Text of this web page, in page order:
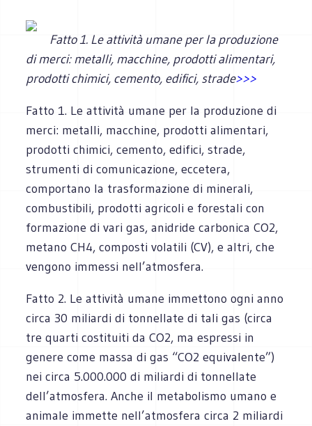
Fatto 1. Le attività umane per la produzione
di merci: metalli, macchine, prodotti alimentari,
prodotti chimici, cemento, edifici, strade>>>
Fatto 1. Le attività umane per la produzione di
merci: metalli, macchine, prodotti alimentari,
prodotti chimici, cemento, edifici, strade,
strumenti di comunicazione, eccetera,
comportano la trasformazione di minerali,
combustibili, prodotti agricoli e forestali con
formazione di vari gas, anidride carbonica CO2,
metano CH4, composti volatili (CV), e altri, che
vengono immessi nell’atmosfera.
Fatto 2. Le attività umane immettono ogni anno
circa 30 miliardi di tonnellate di tali gas (circa
tre quarti costituiti da CO2, ma espressi in
genere come massa di gas “CO2 equivalente”)
nei circa 5.000.000 di miliardi di tonnellate
dell’atmosfera. Anche il metabolismo umano e
animale immette nell’atmosfera circa 2 miliardi